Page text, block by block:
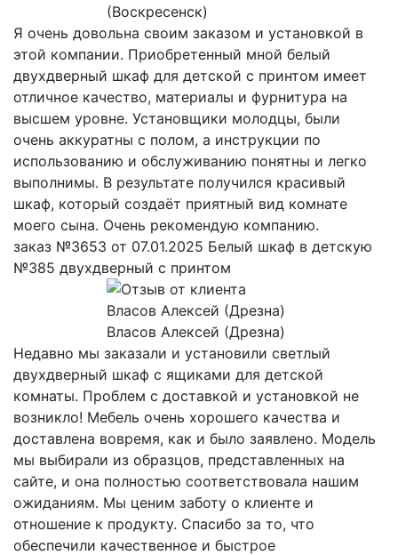
(Воскресенск)
Я очень довольна своим заказом и установкой в
этой компании. Приобретенный мной белый
двухдверный шкаф для детской с принтом имеет
отличное качество, материалы и фурнитура на
высшем уровне. Установщики молодцы, были
очень аккуратны с полом, а инструкции по
использованию и обслуживанию понятны и легко
выполнимы. В результате получился красивый
шкаф, который создаёт приятный вид комнате
моего сына. Очень рекомендую компанию.
заказ №3653 от 07.01.2025 Белый шкаф в детскую
№385 двухдверный с принтом
Власов Алексей (Дрезна)
Недавно мы заказали и установили светлый
двухдверный шкаф с ящиками для детской
комнаты. Проблем с доставкой и установкой не
возникло! Мебель очень хорошего качества и
доставлена вовремя, как и было заявлено. Модель
мы выбирали из образцов, представленных на
сайте, и она полностью соответствовала нашим
ожиданиям. Мы ценим заботу о клиенте и
отношение к продукту. Спасибо за то, что
обеспечили качественное и быстрое